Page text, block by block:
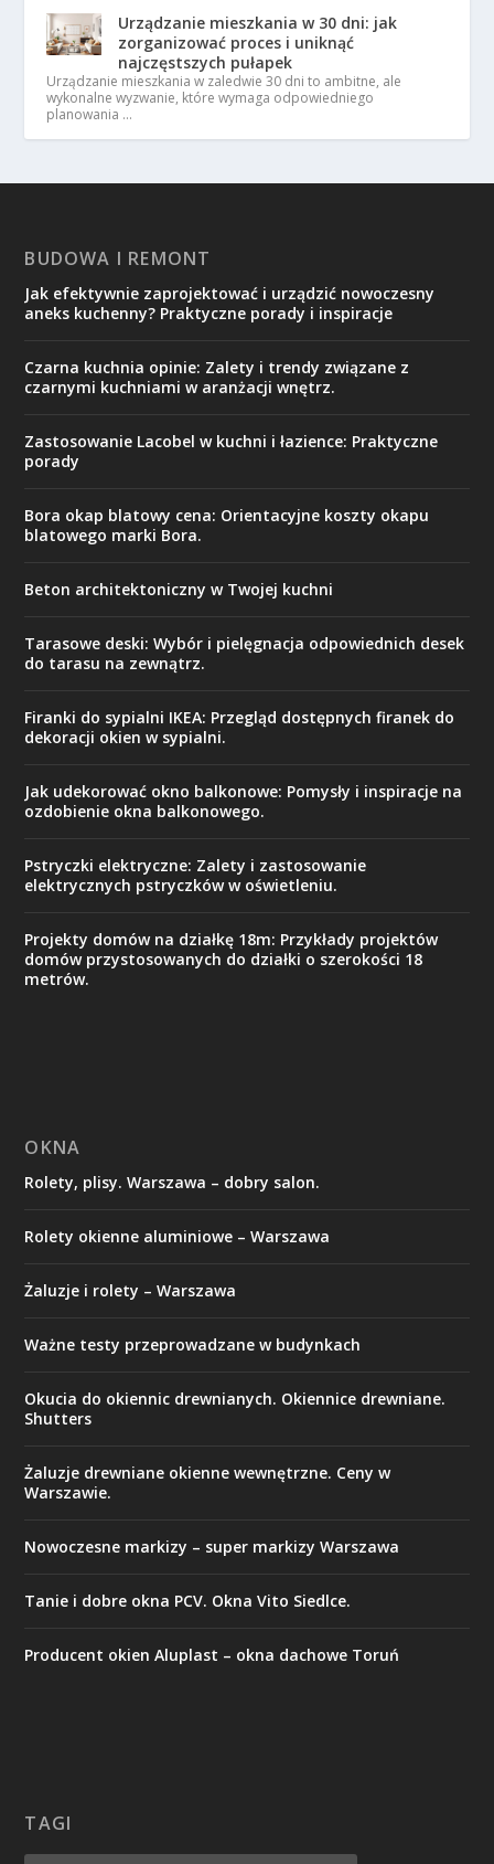
Urządzanie mieszkania w 30 dni: jak
zorganizować proces i uniknąć
najczęstszych pułapek
Urządzanie mieszkania w zaledwie 30 dni to ambitne, ale
wykonalne wyzwanie, które wymaga odpowiedniego
planowania …
BUDOWA I REMONT
Jak efektywnie zaprojektować i urządzić nowoczesny
aneks kuchenny? Praktyczne porady i inspiracje
Czarna kuchnia opinie: Zalety i trendy związane z
czarnymi kuchniami w aranżacji wnętrz.
Zastosowanie Lacobel w kuchni i łazience: Praktyczne
porady
Bora okap blatowy cena: Orientacyjne koszty okapu
blatowego marki Bora.
Beton architektoniczny w Twojej kuchni
Tarasowe deski: Wybór i pielęgnacja odpowiednich desek
do tarasu na zewnątrz.
Firanki do sypialni IKEA: Przegląd dostępnych firanek do
dekoracji okien w sypialni.
Jak udekorować okno balkonowe: Pomysły i inspiracje na
ozdobienie okna balkonowego.
Pstryczki elektryczne: Zalety i zastosowanie
elektrycznych pstryczków w oświetleniu.
Projekty domów na działkę 18m: Przykłady projektów
domów przystosowanych do działki o szerokości 18
metrów.
OKNA
Rolety, plisy. Warszawa – dobry salon.
Rolety okienne aluminiowe – Warszawa
Żaluzje i rolety – Warszawa
Ważne testy przeprowadzane w budynkach
Okucia do okiennic drewnianych. Okiennice drewniane.
Shutters
Żaluzje drewniane okienne wewnętrzne. Ceny w
Warszawie.
Nowoczesne markizy – super markizy Warszawa
Tanie i dobre okna PCV. Okna Vito Siedlce.
Producent okien Aluplast – okna dachowe Toruń
TAGI